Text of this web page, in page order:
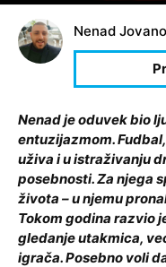
Nenad
Nenad je oduvek bio
entuzijazmom.
uživa i u istraživanju
posebnosti. Za njega
života – u njemu
Tokom godina razvio
gledanje utakmica,
igrača. Posebno voli